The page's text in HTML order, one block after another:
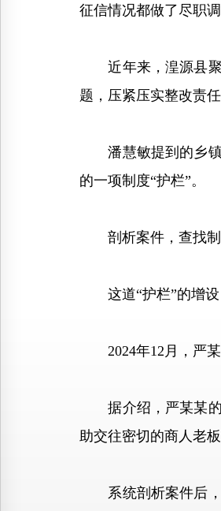
征信情况都做了尽职
近年来，湟源县聚
题，压紧压实整改责
潘慧敏提到的乡镇
的一项制度“护栏”。
剖析案件，查找制
这道“护栏”的增设
2024年12月，严某
据介绍，严某某的
助交往密切的商人老
系统剖析案件后，